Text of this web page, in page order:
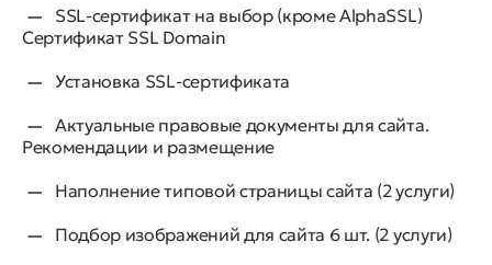
SSL-сертификат на выбор (кроме AlphaSSL)
Сертификат SSL Domain
Установка SSL-сертификата
Актуальные правовые документы для сайта.
Рекомендации и размещение
Наполнение типовой страницы сайта (2 услуги)
Подбор изображений для сайта 6 шт. (2 услуги)